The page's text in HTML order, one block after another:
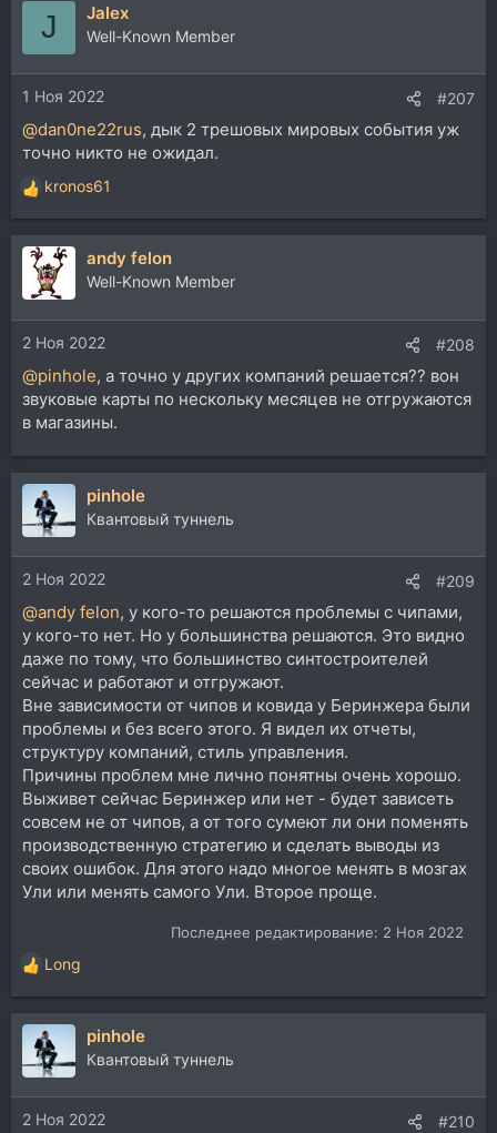
J Jalex
Well-Known Member
1 Ноя 2022 #207
@dan0ne22rus, дык 2 трешовых мировых события уж
точно никто не ожидал.
Р
е
а
и
и
:
kronos61
andy felon
Well-Known Member
2 Ноя 2022 #208
@pinhole, а точно у других компаний решается?? вон
звуковые карты по нескольку месяцев не отгружаются
в магазины.
pinhole
Квантовый туннель
2 Ноя 2022 #209
@andy felon, у кого-то решаются проблемы с чипами,
у кого-то нет. Но у большинства решаются. Это видно
даже по тому, что большинство синтостроителей
сейчас и работают и отгружают.
Вне зависимости от чипов и ковида у Беринжера были
проблемы и без всего этого. Я видел их отчеты,
структуру компаний, стиль управления.
Причины проблем мне лично понятны очень хорошо.
Выживет сейчас Беринжер или нет - будет зависеть
совсем не от чипов, а от того сумеют ли они поменять
производственную стратегию и сделать выводы из
своих ошибок. Для этого надо многое менять в мозгах
Ули или менять самого Ули. Второе проще.
Последнее редактирование: 2 Ноя 2022
Р
е
а
к
и
и
:
Long
pinhole
Квантовый туннель
2 Ноя 2022 #210